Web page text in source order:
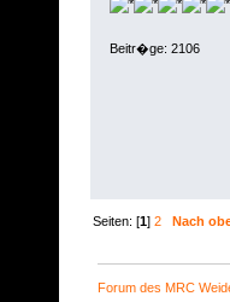
Beitr�ge: 2106
Seiten: [1]2 Nach
Forum des MRC